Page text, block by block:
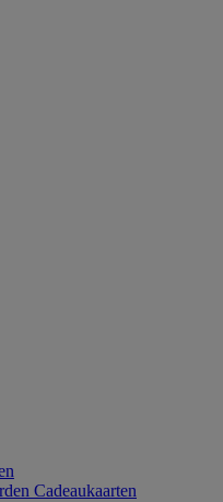
Cadeaukaarten